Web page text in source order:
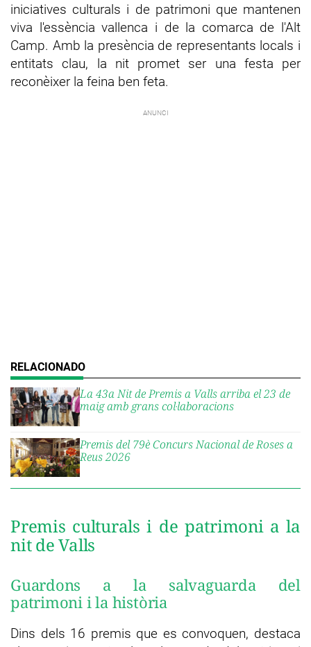
iniciatives culturals i de patrimoni que mantenen
viva l'essència vallenca i de la comarca de l'Alt
Camp. Amb la presència de representants locals i
entitats clau, la nit promet ser una festa per
reconèixer la feina ben feta.
La 43a Nit de Premis a Valls arriba el 23 de
maig amb grans col·laboracions
Premis del 79è Concurs Nacional de Roses a
Reus 2026
Premis culturals i de patrimoni a la
nit de Valls
Guardons a la salvaguarda del
patrimoni i la història
Dins dels 16 premis que es convoquen, destaca